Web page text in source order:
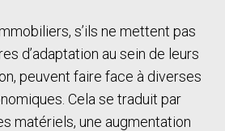
s’ils ne mettent pas
d’adaptation au sein de leurs
peuvent faire face à diverses
Cela se traduit par
matériels, une augmentation